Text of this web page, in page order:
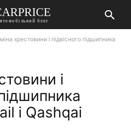
блог
хрестовини і підвісного підшипника
і
і Qashqai